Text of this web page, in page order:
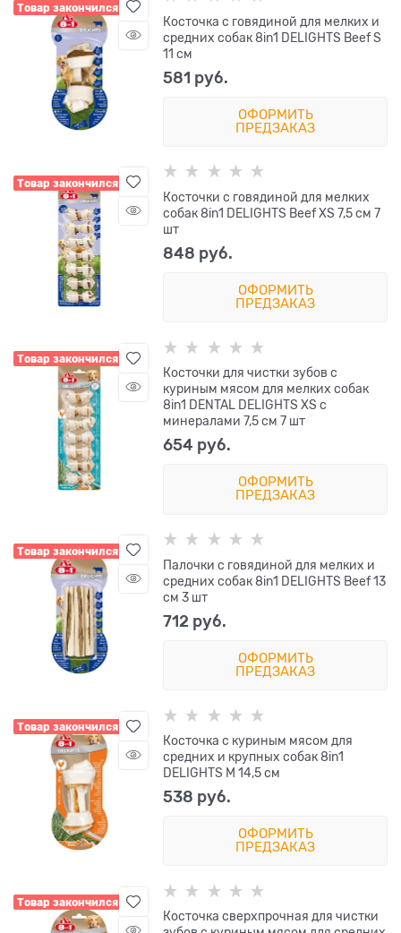
Товар закончился
Косточка с говядиной для мелких и
средних собак 8in1 DELIGHTS Beef S
11 см
581 руб.
ОФОРМИТЬ
ПРЕДЗАКАЗ
Товар закончился
Косточки с говядиной для мелких
собак 8in1 DELIGHTS Beef XS 7,5 см 7
шт
848 руб.
ОФОРМИТЬ
ПРЕДЗАКАЗ
Товар закончился
Косточки для чистки зубов с
куриным мясом для мелких собак
8in1 DENTAL DELIGHTS XS с
минералами 7,5 см 7 шт
654 руб.
ОФОРМИТЬ
ПРЕДЗАКАЗ
Товар закончился
Палочки с говядиной для мелких и
средних собак 8in1 DELIGHTS Beef 13
см 3 шт
712 руб.
ОФОРМИТЬ
ПРЕДЗАКАЗ
Товар закончился
Косточка с куриным мясом для
средних и крупных собак 8in1
DELIGHTS M 14,5 см
538 руб.
ОФОРМИТЬ
ПРЕДЗАКАЗ
Товар закончился
Косточка сверхпрочная для чистки